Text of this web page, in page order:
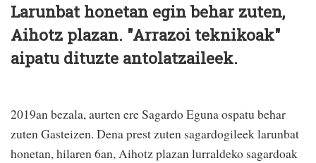
Larunbat honetan egin behar zuten,
Aihotz plazan. "Arrazoi teknikoak"
aipatu dituzte antolatzaileek.
2019an bezala, aurten ere Sagardo Eguna ospatu behar
zuten Gasteizen. Dena prest zuten sagardogileek larunbat
honetan, hilaren 6an, Aihotz plazan lurraldeko sagardoak